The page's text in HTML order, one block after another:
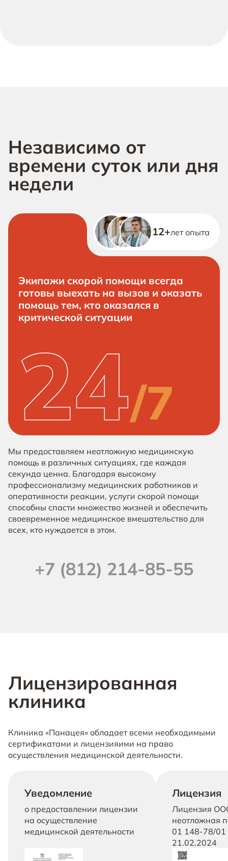
Независимо от
времени суток или дня
недели
12+лет опыта
Экипажи скорой помощи всегда
готовы выехать на вызов и оказать
помощь тем, кто оказался в
критической ситуации
Мы предоставляем неотложную медицинскую
помощь в различных ситуациях, где каждая
секунда ценна. Благодаря высокому
профессионализму медицинских работников и
оперативности реакции, услуги скорой помощи
способны спасти множество жизней и обеспечить
своевременное медицинское вмешательство для
всех, кто нуждается в этом.
+7 (812) 214-85-55
Лицензированная
клиника
Клиника «Панацея» обладает всеми необходимыми
сертификатами и лицензияими на право
осуществления медицинской деятельности.
Уведомление
о предоставлении лицензии
на осуществление
медицинской деятельности
Лицензия
Лицензия
неотложная
01 148-78/01
21.02.2024